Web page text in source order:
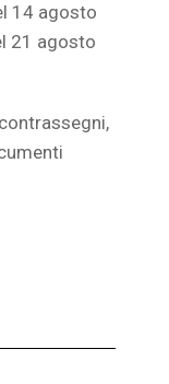
14 agosto
21 agosto